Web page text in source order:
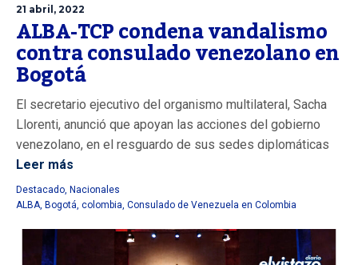
21 abril, 2022
ALBA-TCP condena vandalismo
contra consulado venezolano en
Bogotá
El secretario ejecutivo del organismo multilateral, Sacha
Llorenti, anunció que apoyan las acciones del gobierno
venezolano, en el resguardo de sus sedes diplomáticas
Leer más
Destacado, Nacionales
ALBA, Bogotá, colombia, Consulado de Venezuela en Colombia